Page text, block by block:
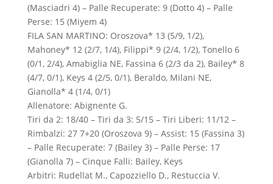
(Masciadri 4) – Palle Recuperate: 9 (Dotto 4) – Palle
Perse: 15 (Miyem 4)
FILA SAN MARTINO: Oroszova* 13 (5/9, 1/2),
Mahoney* 12 (2/7, 1/4), Filippi* 9 (2/4, 1/2), Tonello 6
(0/1, 2/4), Amabiglia NE, Fassina 6 (2/3 da 2), Bailey* 8
(4/7, 0/1), Keys 4 (2/5, 0/1), Beraldo, Milani NE,
Gianolla* 4 (1/4, 0/1)
Allenatore: Abignente G.
Tiri da 2: 18/40 – Tiri da 3: 5/15 – Tiri Liberi: 11/12 –
Rimbalzi: 27 7+20 (Oroszova 9) – Assist: 15 (Fassina 3)
– Palle Recuperate: 7 (Bailey 3) – Palle Perse: 17
(Gianolla 7) – Cinque Falli: Bailey, Keys
Arbitri: Rudellat M., Capozziello D., Restuccia V.